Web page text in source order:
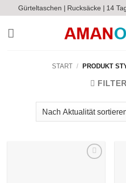
Inhalt
springen
Gürteltaschen | Rucksäcke | 14
START / PRODUKT
FILTER